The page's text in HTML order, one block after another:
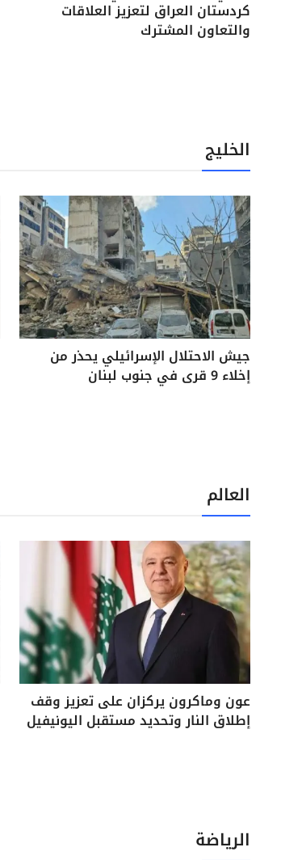
كردستان العراق لتعزيز العلاقات
والتعاون المشترك
الخليج
جيش الاحتلال الإسرائيلي يحذر من
إخلاء 9 قرى في جنوب لبنان
العالم
عون وماكرون يركزان على تعزيز وقف
إطلاق النار وتحديد مستقبل اليونيفيل
الرياضة